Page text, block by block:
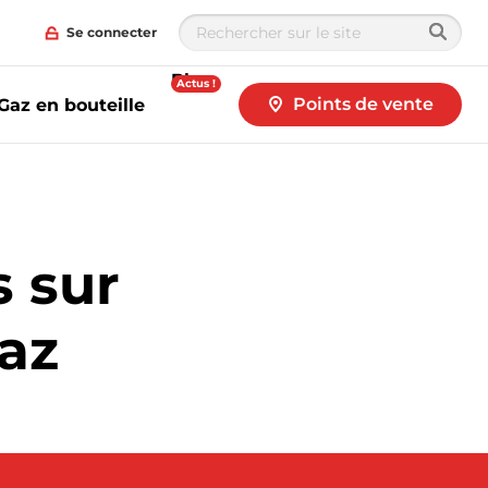
Se connecter
en bouteille
Blog
Actus !
Points de vente
sur